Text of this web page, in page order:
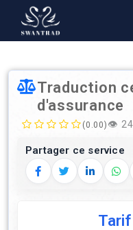
Traduction
d'assurance
(0.00) 👁️
Partager ce service
Facebook
TwitterLinkedIn